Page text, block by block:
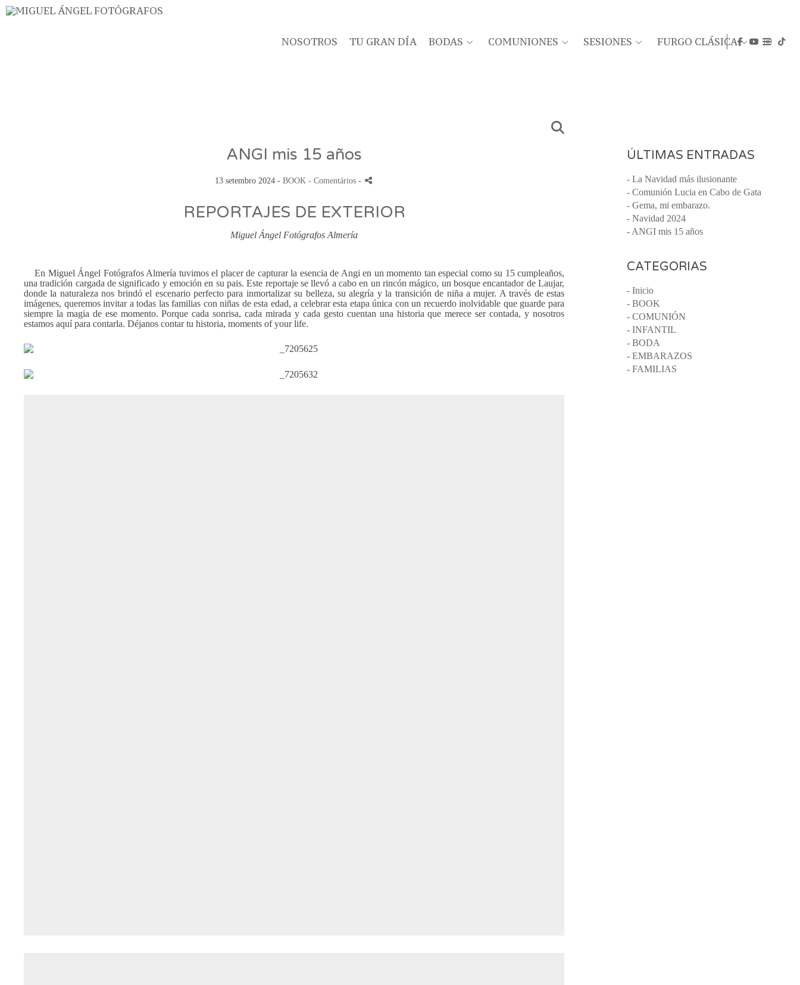
NOSOTROS TU GRAN DÍA BODAS COMUNIONES SESIONES FURGO CLÁSICA
ANGI mis 15 años
13 setembro 2024 - BOOK - Comentários -
REPORTAJES DE EXTERIOR
Miguel Ángel Fotógrafos Almería
En Miguel Ángel Fotógrafos Almería tuvimos el placer de capturar la esencia de Angi en un momento tan especial como su 15 cumpleaños,
una tradición cargada de significado y emoción en su pais. Este reportaje se llevó a cabo en un rincón mágico, un bosque encantador de Laujar,
donde la naturaleza nos brindó el escenario perfecto para inmortalizar su belleza, su alegría y la transición de niña a mujer. A través de estas
imágenes, queremos invitar a todas las familias con niñas de esta edad, a celebrar esta etapa única con un recuerdo inolvidable que guarde para
siempre la magia de ese momento. Porque cada sonrisa, cada mirada y cada gesto cuentan una historia que merece ser contada, y nosotros
estamos aquí para contarla. Déjanos contar tu historia, moments of your life.
ÚLTIMAS ENTRADAS
- La Navidad más ilusionante
- Comunión Lucia en Cabo de Gata
- Gema, mi embarazo.
- Navidad 2024
- ANGI mis 15 años
CATEGORIAS
- Inicio
- BOOK
- COMUNIÓN
- INFANTIL
- BODA
- EMBARAZOS
- FAMILIAS